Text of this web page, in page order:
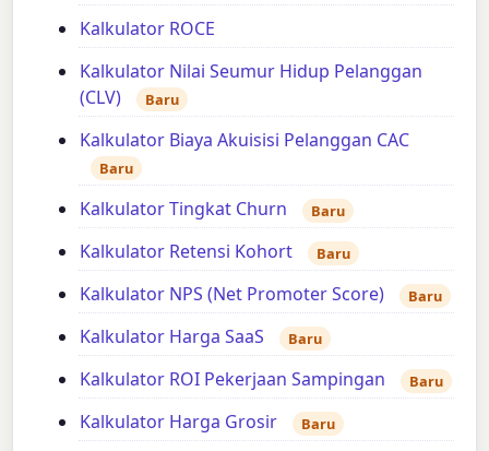
Kalkulator ROCE
Kalkulator Nilai Seumur Hidup Pelanggan
(CLV)
Baru
Kalkulator Biaya Akuisisi Pelanggan CAC
Baru
Kalkulator Tingkat Churn Baru
Kalkulator Retensi Kohort Baru
Kalkulator NPS (Net Promoter Score) Baru
Kalkulator Harga SaaS Baru
Kalkulator ROI Pekerjaan Sampingan Baru
Kalkulator Harga Grosir Baru